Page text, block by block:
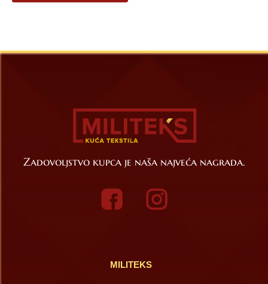
Zadovoljstvo kupca je naša najveća nagrada.
MILITEKS